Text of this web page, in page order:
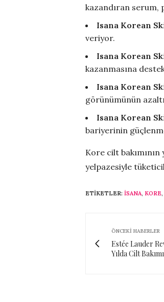
kazandıran serum,
Isana Korean
veriyor.
Isana Korean
kazanmasına
Isana Korean
görünümünün
Isana Korean
bariyerinin
Kore cilt
yelpazesiyle
ETIKETLER: ISANA, KORE,
ÖNCEKI HABERLER
Estée Lauder
Yılda Cilt